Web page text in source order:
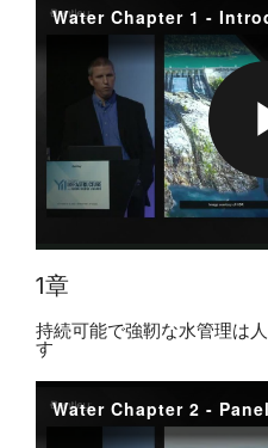
1章
持続可能で強靭な水管理は
す